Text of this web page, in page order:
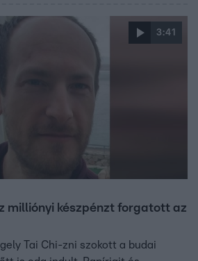
a romákat.
3:41
milliónyi készpénzt forgatott az
Tai Chi-zni szokott a budai